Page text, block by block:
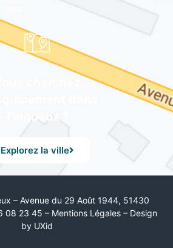
cherchez
dans
Tinqueux ?
Explorez la ville
– Avenue du 29 Août 1944, 51430
08 23 45 – Mentions Légales – Design
by UXid